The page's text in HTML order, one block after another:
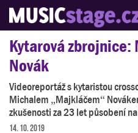
S muzikanty pro muzikanty
Kytarová
Novák
Videoreportáž s kytaristou
Michalem „Majkláčem“
zkušenosti za 23 let působení
14. 10. 2019